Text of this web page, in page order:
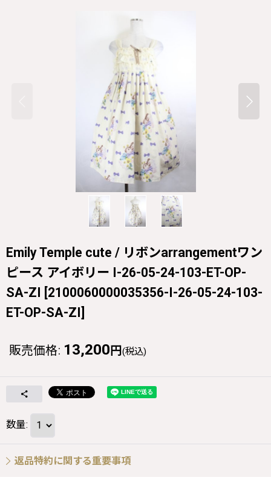
Emily Temple cute / リボンarrangementワン
ピース アイボリー I-26-05-24-103-ET-OP-
SA-ZI [2100060000035356-I-26-05-24-103-
ET-OP-SA-ZI]
販売価格: 13,200 円 (税込)
数量:
返品特約に関する重要事項